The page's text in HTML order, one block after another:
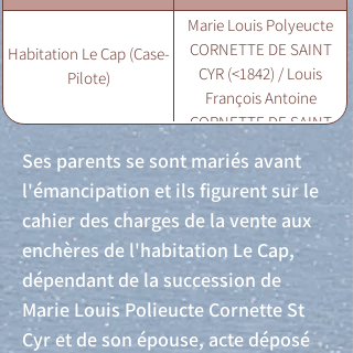
Habitation Le Cap (Case-
Pilote)
Marie Louis Polyeucte
CORNETTE DE SAINT
CYR (<1842) / Louis
François Antoine
CORNETTE DE SAINT
CYR >15.11.1842)
Ses parents se sont mariés avant
l'émancipation et ils figurent sur le
cahier des charges de la vente aux
enchères de l'habitation Le Cap,
dépendant de la succession de
Marie Louis Polieucte Cornette St
Cyr et de son épouse, acte déposé